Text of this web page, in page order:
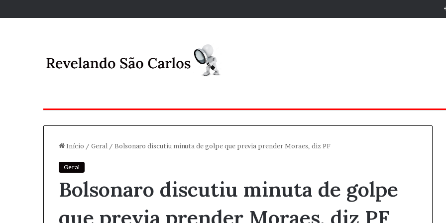
Início / Geral / Bolsonaro discutiu minuta de golpe que previa prender Moraes, diz PF
Geral
Bolsonaro discutiu minuta de golpe
que previa prender Moraes, diz PF